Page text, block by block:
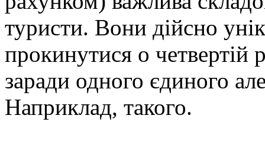
туристи. Вони дійсно
прокинутися о четвертій
заради одного єдиного
Наприклад, такого.